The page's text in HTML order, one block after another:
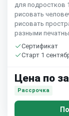
для подростков
рисовать
рисовать
разными
Сертификат
Старт 1
Цена по
Рассрочка